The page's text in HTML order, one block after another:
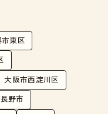
市東区
大阪市西淀川区
野市